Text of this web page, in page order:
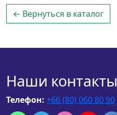
← Вернуться в каталог
Наши контакты
Телефон: +66 (80) 060 80 90